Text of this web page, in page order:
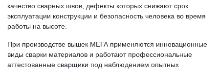
качество сварных швов, дефекты которых снижают срок
эксплуатации конструкции и безопасность человека во время
работы на высоте.
При производстве вышек МЕГА применяются инновационные
виды сварки материалов и работают профессиональные
аттестованные сварщики под наблюдением опытных